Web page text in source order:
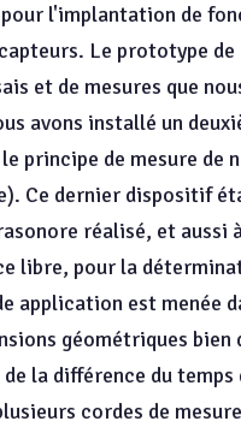
l'implantation de
Le prototype
et de mesures que
avons installé un
principe de mesure de
Ce dernier dispositif
réalisé, et aussi
libre, pour la
application est menée
géométriques bien
la différence du
cordes de